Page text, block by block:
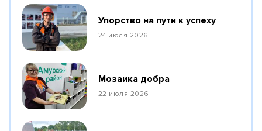
Упорство на пути к успеху
24 июля 2026
Мозаика добра
22 июля 2026